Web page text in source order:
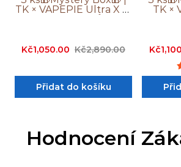
TK × VAPEPIE Ultra X 15
Kč1,050.00 Kč2,890.00
Přidat do košíku
TK ×
Hodnocení